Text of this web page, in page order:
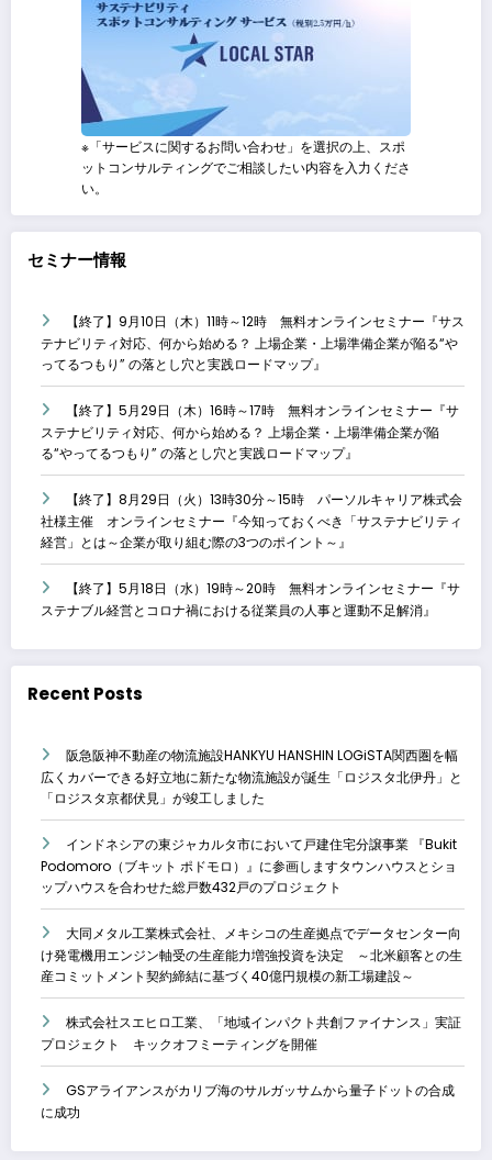
※「サービスに関するお問い合わせ」を選択の上、スポ
ットコンサルティングでご相談したい内容を入力くださ
い。
セミナー情報
【終了】9月10日（木）11時～12時 無料オンラインセミナー『サス
テナビリティ対応、何から始める？ 上場企業・上場準備企業が陥る“や
ってるつもり” の落とし穴と実践ロードマップ』
【終了】5月29日（木）16時～17時 無料オンラインセミナー『サ
ステナビリティ対応、何から始める？ 上場企業・上場準備企業が陥
る“やってるつもり” の落とし穴と実践ロードマップ』
【終了】8月29日（火）13時30分～15時 パーソルキャリア株式会
社様主催 オンラインセミナー『今知っておくべき「サステナビリティ
経営」とは～企業が取り組む際の3つのポイント～』
【終了】5月18日（水）19時～20時 無料オンラインセミナー『サ
ステナブル経営とコロナ禍における従業員の人事と運動不足解消』
Recent Posts
阪急阪神不動産の物流施設HANKYU HANSHIN LOGiSTA関西圏を幅
広くカバーできる好立地に新たな物流施設が誕生「ロジスタ北伊丹」と
「ロジスタ京都伏見」が竣工しました
インドネシアの東ジャカルタ市において戸建住宅分譲事業 『Bukit
Podomoro（ブキット ポドモロ）』に参画しますタウンハウスとショ
ップハウスを合わせた総戸数432戸のプロジェクト
大同メタル工業株式会社、メキシコの生産拠点でデータセンター向
け発電機用エンジン軸受の生産能力増強投資を決定 ～北米顧客との生
産コミットメント契約締結に基づく40億円規模の新工場建設～
株式会社スエヒロ工業、「地域インパクト共創ファイナンス」実証
プロジェクト キックオフミーティングを開催
GSアライアンスがカリブ海のサルガッサムから量子ドットの合成
に成功